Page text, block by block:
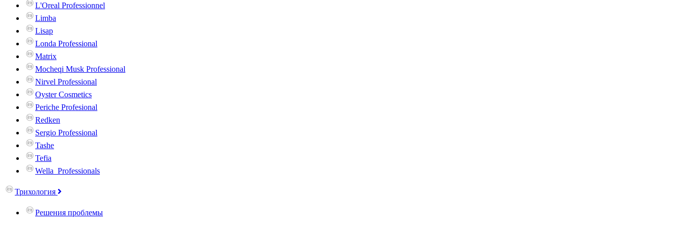
L'Oreal Professionnel
Limba
Lisap
Londa Professional
Matrix
Mocheqi Musk Professional
Nirvel Professional
Oyster Cosmetics
Periche Profesional
Redken
Sergio Professional
Tashe
Tefia
Wella_Professionals
Трихология
Решения проблемы